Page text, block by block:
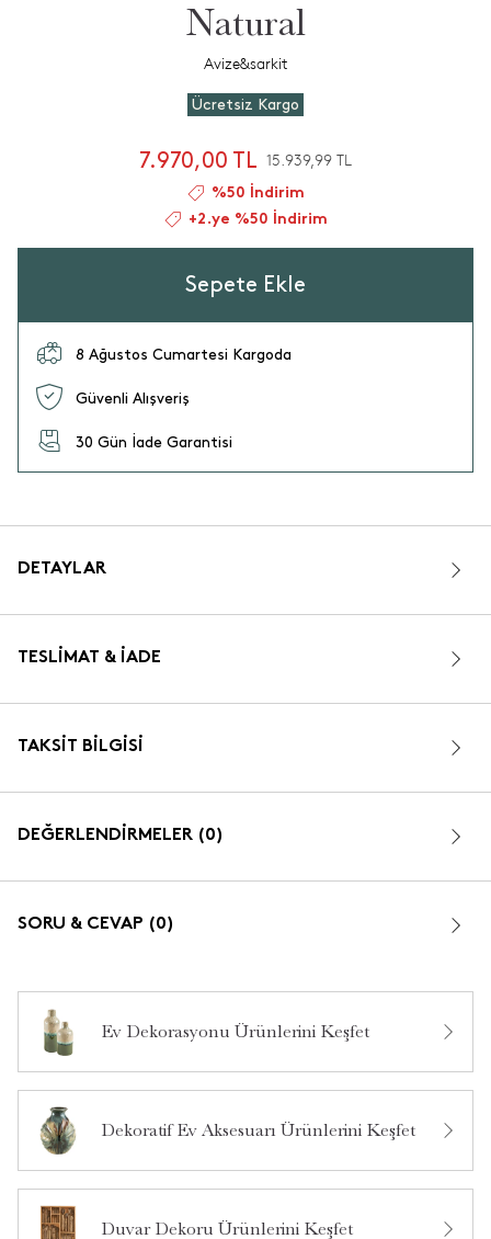
Natural
Avize&sarkit
Ücretsiz Kargo
7.970,00 TL 15.939,99 TL
%50 İndirim
+2.ye %50 İndirim
Sepete Ekle
8 Ağustos Cumartesi Kargoda
Güvenli Alışveriş
30 Gün İade Garantisi
DETAYLAR
TESLIMAT & İADE
TAKSIT BILGISI
DEĞERLENDİRMELER (0)
SORU & CEVAP (0)
Bu ürün hakkında daha önce hiç soru sorulmamış.
Ürün Hakkında Soru Sor
Ev Dekorasyonu Ürünlerini Keşfet
Dekoratif Ev Aksesuarı Ürünlerini Keşfet
Duvar Dekoru Ürünlerini Keşfet